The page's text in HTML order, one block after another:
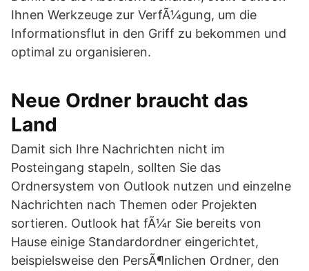
Ihnen Werkzeuge zur VerfÃ¼gung, um die
Informationsflut in den Griff zu bekommen und
optimal zu organisieren.
Neue Ordner braucht das
Land
Damit sich Ihre Nachrichten nicht im
Posteingang stapeln, sollten Sie das
Ordnersystem von Outlook nutzen und einzelne
Nachrichten nach Themen oder Projekten
sortieren. Outlook hat fÃ¼r Sie bereits von
Hause einige Standardordner eingerichtet,
beispielsweise den PersÃ¶nlichen Ordner, den